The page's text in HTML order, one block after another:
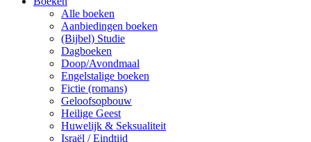
Alle boeken
Aanbiedingen boeken
(Bijbel) Studie
Dagboeken
Doop/Avondmaal
Engelstalige boeken
Fictie (romans)
Geloofsopbouw
Heilige Geest
Huwelijk & Seksualiteit
Israël / Eindtijd